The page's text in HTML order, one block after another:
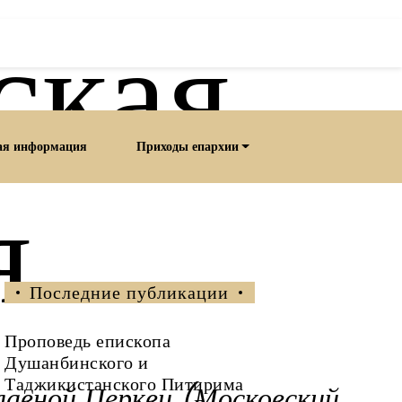
информация Приходы епархии
Последние публикации
Проповедь епископа
Душанбинского и
Таджикистанского Питирима